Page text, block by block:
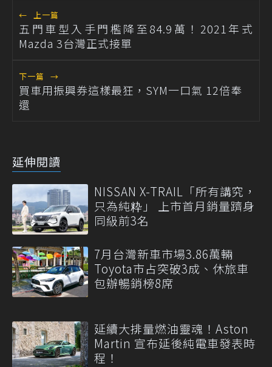
← 上一篇
五門車型入手門檻降至84.9萬！2021年式
Mazda 3台灣正式接單
下一篇 →
買車用振興券這樣最狂，SYM一口氣 12倍奉
還
延伸閱讀
NISSAN X-TRAIL「所有講究，
只為純粋」 上市首月銷量躋身
同級前3名
7月台灣新車市場3.86萬輛
Toyota市占突破3成、休旅車
包辦暢銷榜8席
延續大排量燃油靈魂！Aston
Martin 宣布延後純電車發表時
程！